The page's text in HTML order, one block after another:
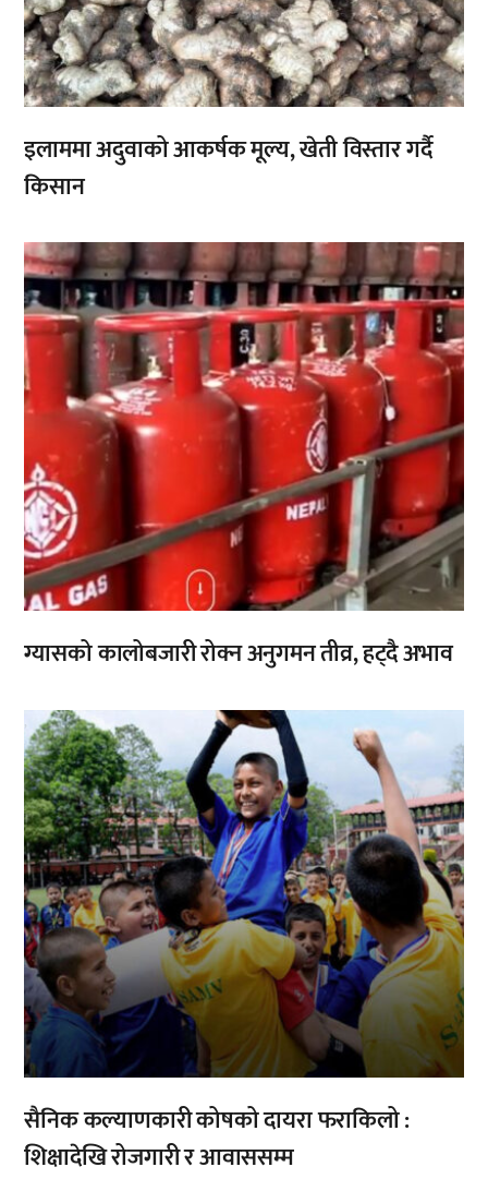
इलाममा अदुवाको आकर्षक मूल्य, खेती विस्तार गर्दै
किसान
,
ग्यासको कालोबजारी रोक्न अनुगमन तीव्र, हट्दै अभाव
,
सैनिक कल्याणकारी कोषको दायरा फराकिलो :
शिक्षादेखि रोजगारी र आवाससम्म